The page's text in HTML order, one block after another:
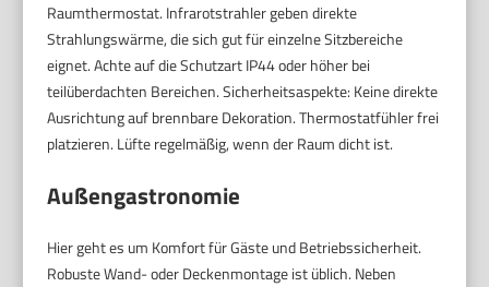
Raumthermostat. Infrarotstrahler geben direkte
Strahlungswärme, die sich gut für einzelne Sitzbereiche
eignet. Achte auf die Schutzart IP44 oder höher bei
teilüberdachten Bereichen. Sicherheitsaspekte: Keine direkte
Ausrichtung auf brennbare Dekoration. Thermostatfühler frei
platzieren. Lüfte regelmäßig, wenn der Raum dicht ist.
Außengastronomie
Hier geht es um Komfort für Gäste und Betriebssicherheit.
Robuste Wand- oder Deckenmontage ist üblich. Neben